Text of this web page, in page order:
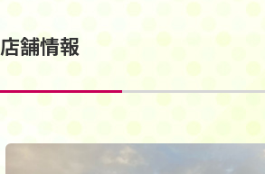
店舗情報